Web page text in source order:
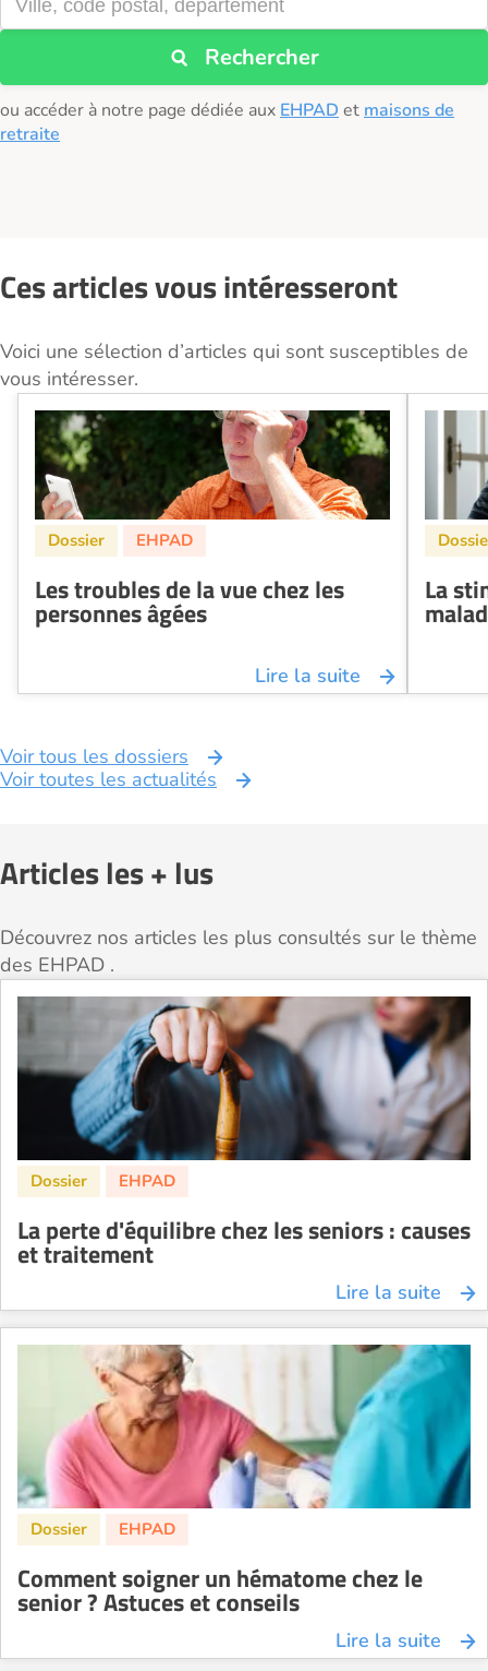
Rechercher
ou accéder à notre page dédiée aux EHPAD et maisons de
retraite
Ces articles vous intéresseront
Voici une sélection d’articles qui sont susceptibles de
vous intéresser.
Les troubles de la vue chez les
personnes âgées
Lire la suite
La
Voir tous les dossiers
Voir toutes les actualités
Articles les + lus
Découvrez nos articles les plus consultés sur le thème
des EHPAD .
La perte d'équilibre chez les seniors : causes
et traitement
Lire la suite
Comment soigner un hématome chez le
senior ? Astuces et conseils
Lire la suite